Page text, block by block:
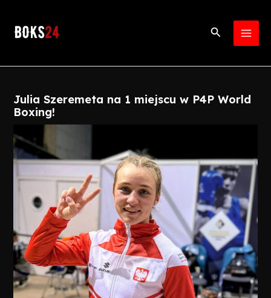
content
Search
Julia Szeremeta na 1 miejscu w P4P World
Boxing!